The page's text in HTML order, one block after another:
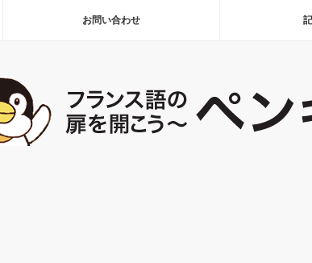
お問い合わせ